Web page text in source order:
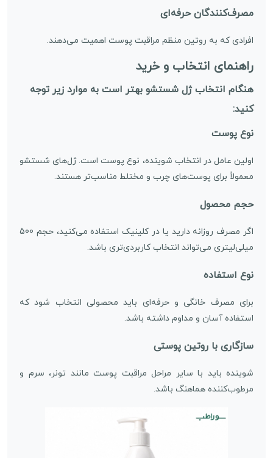
مصرف‌کنندگان حرفه‌ای
افرادی که به روتین منظم مراقبت پوست اهمیت می‌دهند.
راهنمای انتخاب و خرید
هنگام انتخاب ژل شستشو بهتر است به موارد زیر توجه
کنید:
نوع پوست
اولین عامل در انتخاب شوینده، نوع پوست است. ژل‌های شستشو
معمولاً برای پوست‌های چرب و مختلط مناسب‌تر هستند.
حجم محصول
اگر مصرف روزانه دارید یا در کلینیک استفاده می‌کنید، حجم 500
میلی‌لیتری می‌تواند انتخاب کاربردی‌تری باشد.
نوع استفاده
برای مصرف خانگی و حرفه‌ای باید محصولی انتخاب شود که
استفاده آسان و مداوم داشته باشد.
سازگاری با روتین پوستی
شوینده باید با سایر مراحل مراقبت پوست مانند تونر، سرم و
مرطوب‌کننده هماهنگ باشد.